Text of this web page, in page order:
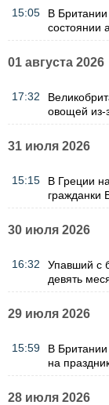
15:05
В
состоянии
01 августа 2026
17:32
овощей из-
31 июля 2026
15:15
В Греции
гражданки
30 июля 2026
16:32
Упавший с
девять
29 июля 2026
15:59
В
на
28 июля 2026